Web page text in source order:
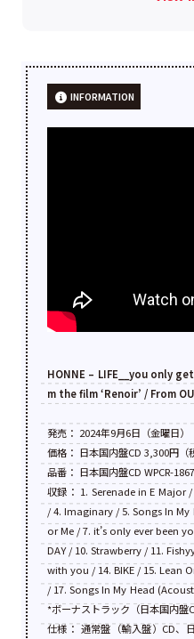
INFORMATION
HONNE – LIFE__you only
m the film ‘Renoir’ / From
発売： 2024年9月6日（金曜日）
価格： 日本国内盤CD 3,300円（
品番： 日本国内盤CD WPCR-
収録： 1. Serenade in E Major
/ 4. Imaginary / 5. Songs In
or Me / 7. it’s only ever been
DAY / 10. Strawberry / 11.
with you / 14. BIKE / 15. Lean
/ 17. Songs In My Head
*ボーナストラック（日本国内盤
仕様： 通常盤（輸入盤）CD、